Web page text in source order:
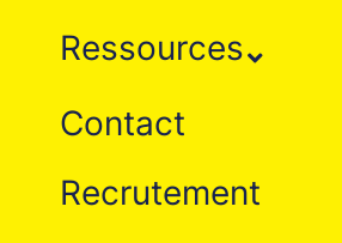
Ressources
Contact
Recrutement